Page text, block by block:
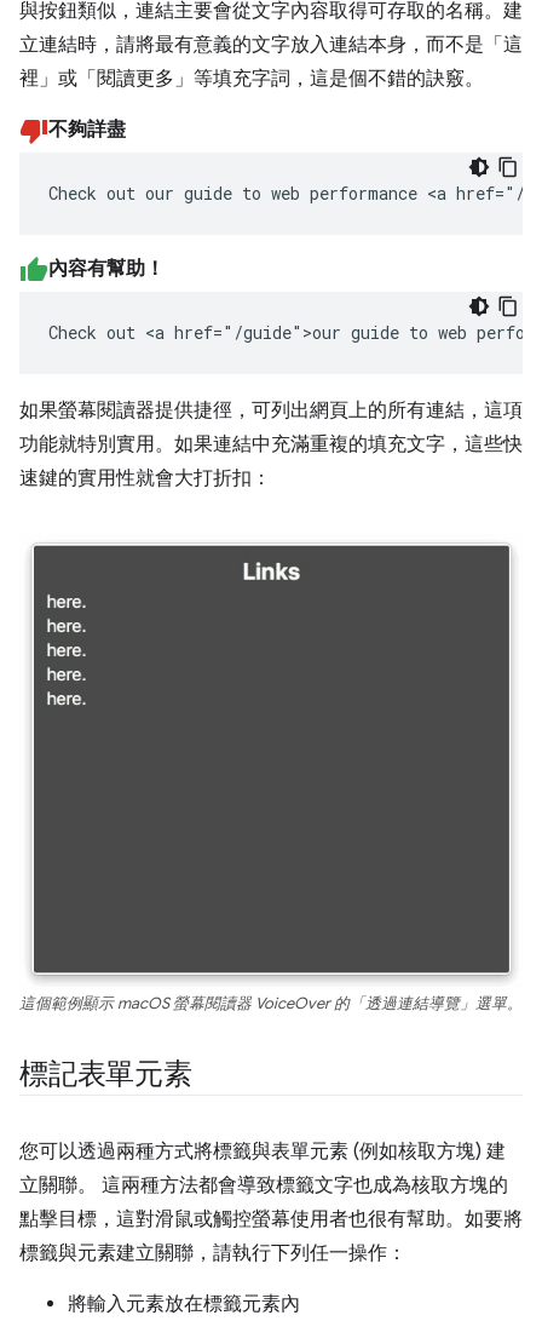
與按鈕類似，連結主要會從文字內容取得可存取的名稱。建
立連結時，請將最有意義的文字放入連結本身，而不是「這
裡」或「閱讀更多」等填充字詞，這是個不錯的訣竅。
不夠詳盡
Check out our guide to web performance <a href="/
內容有幫助！
Check out <a href="/guide">our guide to web
如果螢幕閱讀器提供捷徑，可列出網頁上的所有連結，這項
功能就特別實用。如果連結中充滿重複的填充文字，這些快
速鍵的實用性就會大打折扣：
這個範例顯示 macOS 螢幕閱讀器 VoiceOver 的「透過連結導覽」選單。
標記表單元素
您可以透過兩種方式將標籤與表單元素 (例如核取方塊) 建
立關聯。 這兩種方法都會導致標籤文字也成為核取方塊的
點擊目標，這對滑鼠或觸控螢幕使用者也很有幫助。如要將
標籤與元素建立關聯，請執行下列任一操作：
將輸入元素放在標籤元素內